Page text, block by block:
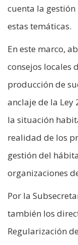
cuenta la
estas temáticas.
En este marco,
consejos locales
producción de
anclaje de la
la situación
realidad de los
gestión del
organizaciones
Por la
también los
Regularización